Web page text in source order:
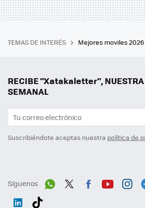
TEMAS DE INTERÉS Mejores moviles 2026
RECIBE "Xatakaletter", NUESTRA
SEMANAL
Suscribiéndote aceptas nuestra política de
Síguenos